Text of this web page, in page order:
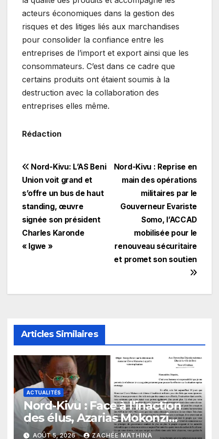
acteurs économiques dans la gestion des
risques et des litiges liés aux marchandises
pour consolider la confiance entre les
entreprises de l’import et export ainsi que les
consommateurs. C’est dans ce cadre que
certains produits ont étaient soumis à la
destruction avec la collaboration des
entreprises elles même.
Rédaction
Navigation
de
l’article
Nord-Kivu : Reprise en
main des opérations
militaires par le
Gouverneur Evariste
Somo, l’ACCAD
mobilisée pour le
renouveau sécuritaire
et promet son soutien
​Nord-Kivu: L’AS Beni
Union voit grand et
s’offre un bus de haut
standing, œuvre
signée son président
Charles Karonde
« Igwe »
Articles Similaires
ACTUALITÉS
Nord-Kivu : Face à l’inaction
des élus, Azarias Mokonzi
hausse le ton pour Clovis
AOÛT 5, 2026 ZACHÉE MATHINA